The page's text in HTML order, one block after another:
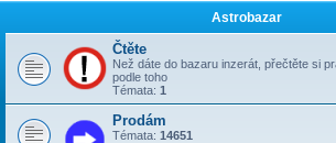
Astrobazar
Čtěte
Než dáte do bazaru inzerát, přečtěte si
podle toho
Témata: 1
Prodám
Témata: 14651